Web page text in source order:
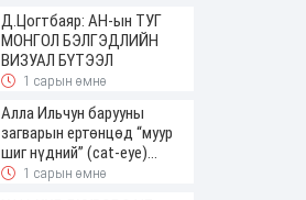
Д.Цогтбаяр: АН-ын ТУГ
МОНГОЛ БЭЛГЭДЛИЙН
ВИЗУАЛ БҮТЭЭЛ
1 сарын өмнө
Алла Ильчун барууны
загварын ертөнцөд “муур
шиг нүдний” (cat-eye)
будалтын трендийг оруулж
1 сарын өмнө